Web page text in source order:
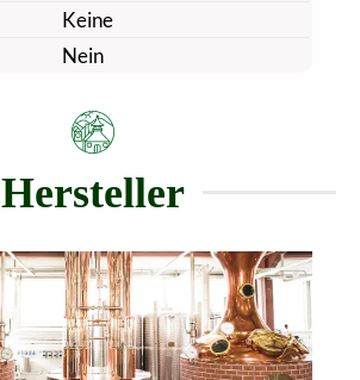
Keine
Nein
Hersteller